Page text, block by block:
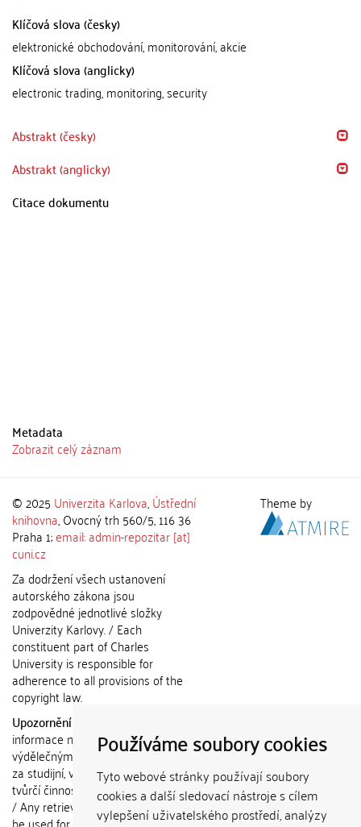
Používáme soubory cookies
Tyto webové stránky používají soubory
cookies a další sledovací nástroje s cílem
vylepšení uživatelského prostředí, analýzy
Klíčová slova (česky)
elektronické obchodování, monitorování, akcie
Klíčová slova (anglicky)
electronic trading, monitoring, security
Abstrakt (česky)
Abstrakt (anglicky)
Citace dokumentu
Metadata
Zobrazit celý záznam
© 2025 Univerzita Karlova,Ústřední
knihovna, Ovocný trh 560/5, 116 36
Praha 1;email: admin-repozitar [at]
cuni.cz
Za dodržení všech ustanovení
autorského zákona jsou
zodpovědné jednotlivé složky
Univerzity Karlovy. / Each
constituent part of Charles
University is responsible for
adherence to all provisions of the
copyright law.
Upozornění / Notice:
informace nemohou být použity k
výdělečným účelům nebo vydávány
za studijní, vědeckou nebo jinou
tvůrčí činnost jiné osoby než autora.
/ Any retrieved information shall not
Theme by